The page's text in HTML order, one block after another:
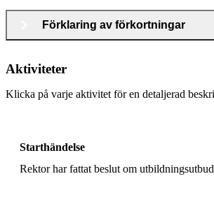
Förklaring av förkortningar
Aktiviteter
Klicka på varje aktivitet för en detaljerad
Starthändelse
Rektor har fattat beslut om utbildningsutbud